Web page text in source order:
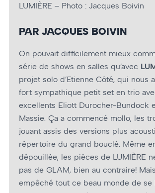
LUMIÈRE – Photo : Jacques Boivin
PAR JACQUES BOIVIN
On pouvait difficilement mieux
série de shows en salles qu’avec
projet solo d’Etienne Côté, qui nous
fort sympathique petit set en trio
excellents Eliott Durocher-Bundock
Massie. Ça a commencé mollo, les
jouant assis des versions plus
répertoire du grand bouclé. Même
dépouillée, les pièces de LUMIÈRE
pas de GLAM, bien au contraire! Mais
empêché tout ce beau monde de se